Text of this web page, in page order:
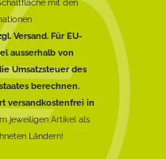
mit den
Versand. Für EU-
ausserhalb von
Umsatzsteuer des
berechnen.
versandkostenfrei in
jeweiligen Artikel als
Ländern!